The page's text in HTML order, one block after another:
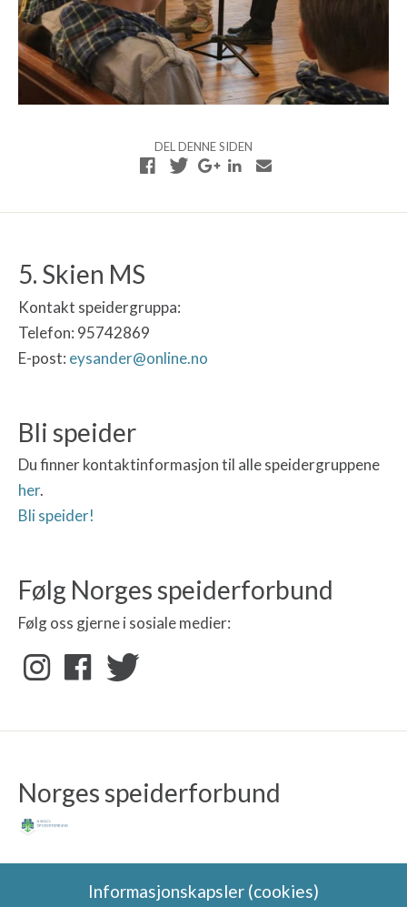
DEL DENNE SIDEN
5. Skien MS
Kontakt speidergruppa:
Telefon: 95742869
E-post: eysander@online.no
Bli speider
Du finner kontaktinformasjon til alle speidergruppene
her.
Bli speider!
Følg Norges speiderforbund
Følg oss gjerne i sosiale medier:
Norges speiderforbund
Informasjonskapsler (cookies)